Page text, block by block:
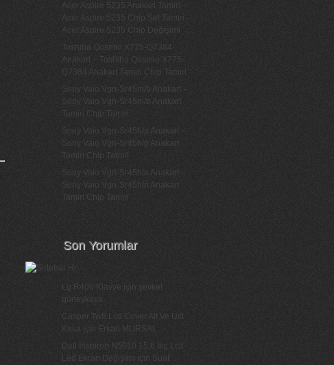
Acer Aspire 5235 Anakart Tamiri –
Acer Aspire 5235 Chip Set Tamiri –
Acer Aspire 5235 Chip Değişimi
Toshiba Qosmio X775-Q7384
Anakart – Toshiba Qosmio X775-
Q7384 Anakart Tamiri Chip Tamiri
Sony Vaio Vgn-Sr45m/b Anakart –
Sony Vaio Vgn-Sr45m/b Anakart
Tamiri Chip Tamiri
Sony Vaio Vgn-Sr45h/p Anakart –
Sony Vaio Vgn-Sr45h/p Anakart
Tamiri Chip Tamiri
Sony Vaio Vgn-Sr45h/n Anakart –
Sony Vaio Vgn-Sr45h/n Anakart
Tamiri Chip Tamiri
Son Yorumlar
Lg R400 Klavye için
şevket
güneykaya
Casper Tw8 Lcd Cover Alt Ve Üst
Kasa
için Erkan MURSAL
Dell Inspiron N5010 15.6 İnç Lcd
Led Ekran Değişimi
için Suat